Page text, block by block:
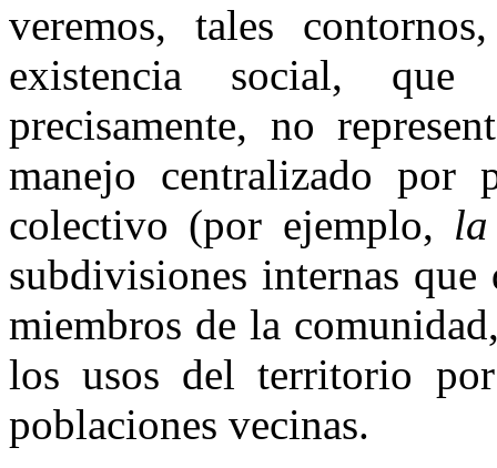
veremos, tales
existencia social, que
precisamente, no
manejo centralizado
colectivo (por ejemplo,
subdivisiones internas
miembros de la
los usos del territorio
poblaciones vecinas.